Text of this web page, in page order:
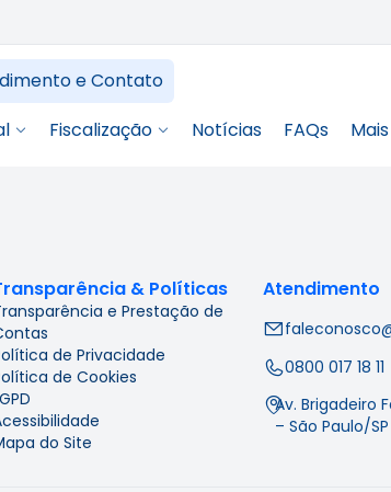
e Contato
Fiscalização Notícias FAQs Mais
& Políticas
e Prestação de
de Privacidade
de Cookies
do Site
Atendimento
0800 017 18 11
Av. Brigadeiro
– São Paulo/